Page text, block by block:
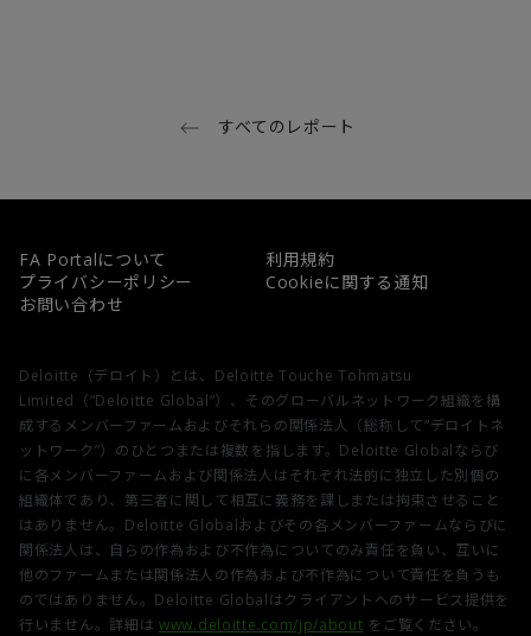
すべてのレポート
FA Portalについて
利用規約
プライバシーポリシー
Cookieに関する通知
お問い合わせ
Deloitte（デロイト）とは、Deloitte Touche Tohmatsu
Limited（“Deloitte Global”）、そのグローバルネットワーク組織を構
成するメンバーファームおよびそれらの関係法人（総称して“デロイトネ
ットワーク”）のひとつまたは複数を指します。Deloitte Globalならび
に各メンバーファームおよび関係法人はそれぞれ法的に独立した別個の
組織体であり、第三者に関して相互に義務を課しまたは拘束させること
はありません。Deloitte Globalおよびその各メンバーファームならびに
関係法人は、自らの作為および不作為についてのみ責任を負い、互いに
他のファームまたは関係法人の作為および不作為について責任を負うも
のではありません。Deloitte Globalはクライアントへのサービス提供を
行いません。詳細は www.deloitte.com/jp/about をご覧ください。